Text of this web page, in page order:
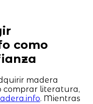
como
madera
comprar literatura,
. Mientras